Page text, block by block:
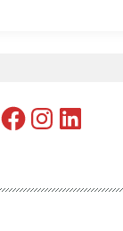
FacebookInstagramLinkedIn